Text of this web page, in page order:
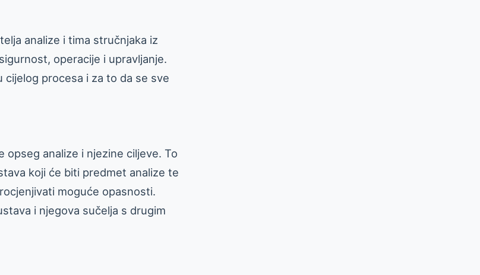
analize i tima stručnjaka iz
operacije i upravljanje.
cijelog procesa i za to da se sve
opseg analize i njezine ciljeve. To
koji će biti predmet analize te
moguće opasnosti.
i njegova sučelja s drugim